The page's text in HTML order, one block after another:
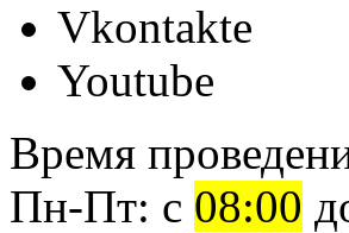
Vkontakte
Youtube
Время
Пн-Пт: c 08:00